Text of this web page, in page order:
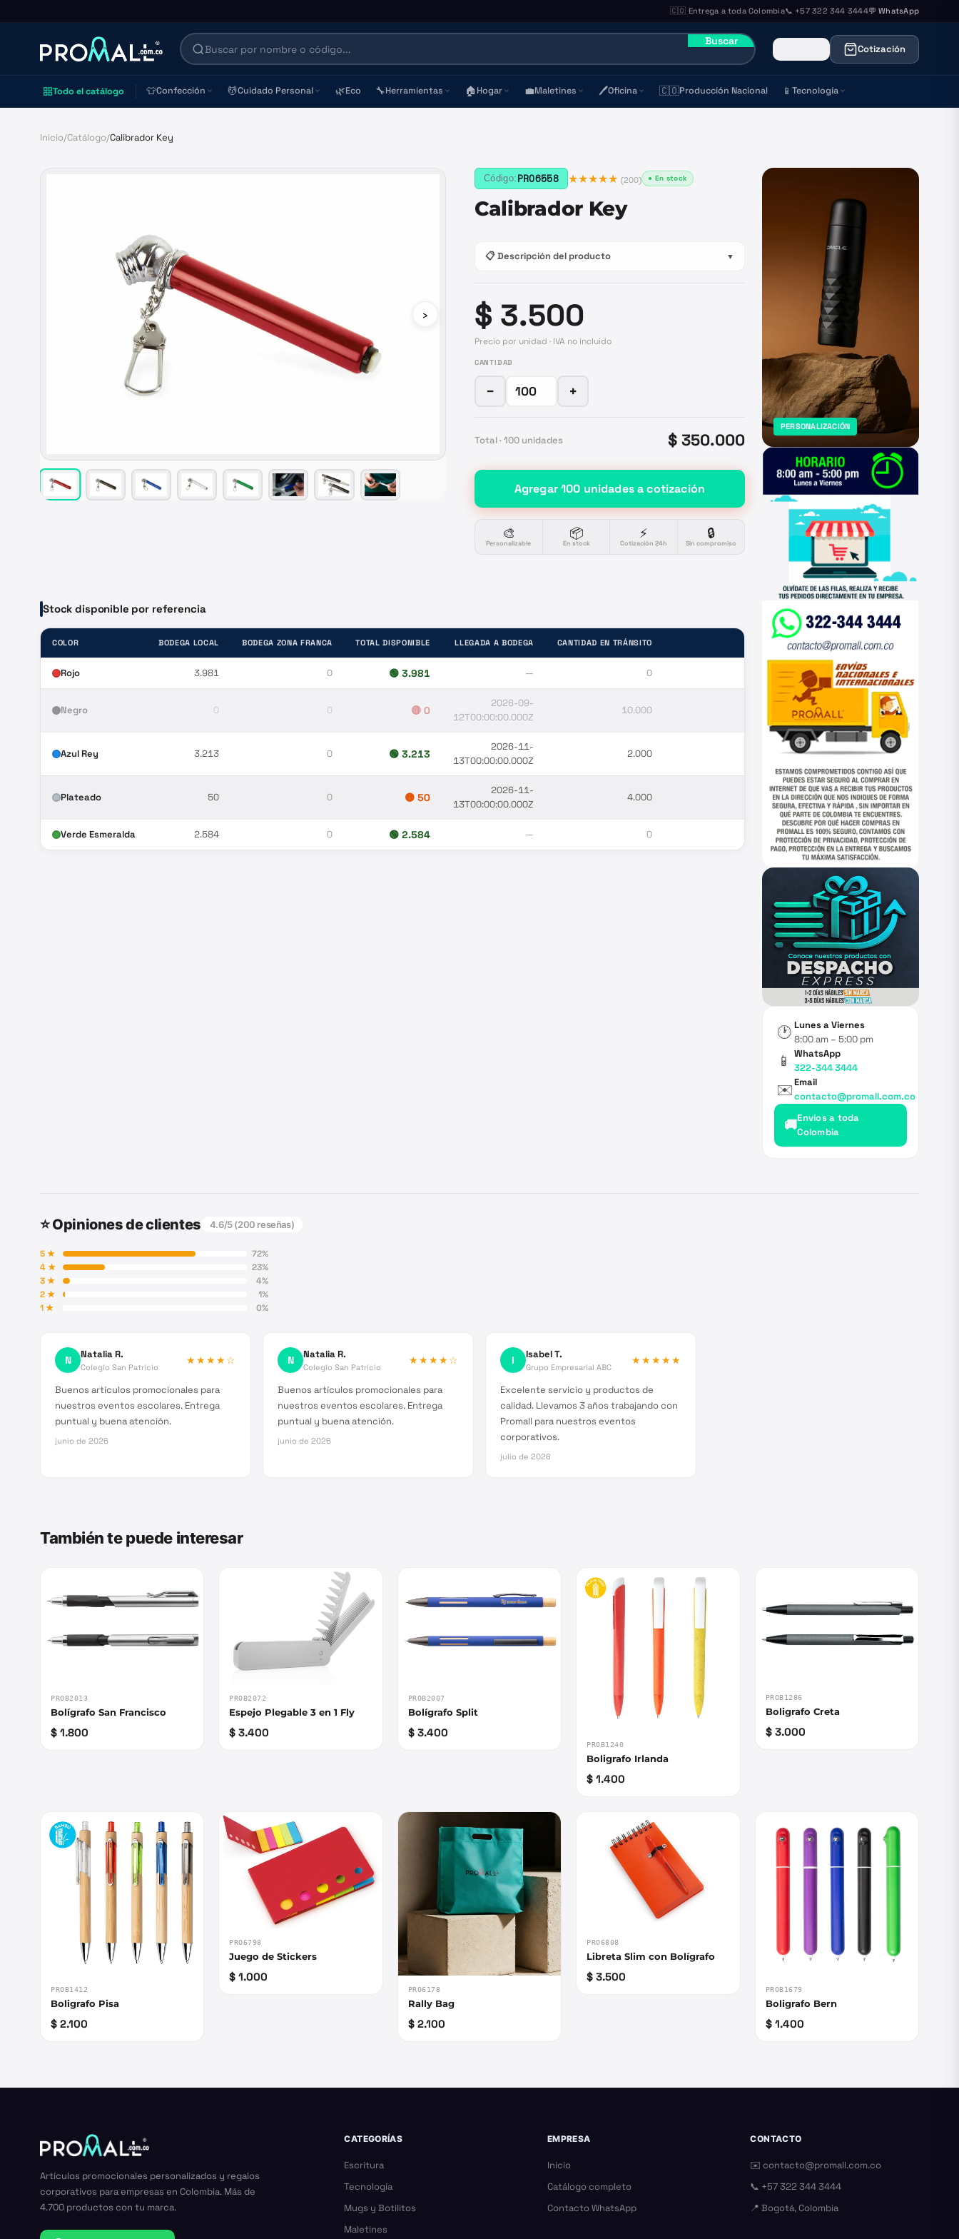
🇨🇴 Entrega a toda Colombia📞 +57 322 344 3444💬 WhatsApp
Buscar
Cotización
Todo el catálogo 👕Confección 💆Cuidado Personal 🌿Eco 🔧Herramientas 🏠Hogar 💼Maletines 🖊️Oficina 🇨🇴Producción Nacional 📱 Tecnología
Inicio/Catálogo/Calibrador Key
›
Código: PRO6558 ★★★★★ (200) ● En stock
Calibrador Key
📋 Descripción del producto ▼
$ 3.500
Precio por unidad · IVA no incluido
CANTIDAD
− +
Total · 100 unidades $ 350.000
Agregar100 unidadesa cotización
🎨
Personalizable
📦
En stock
⚡
Cotización 24h
🔒
Sin compromiso
Stock disponible por referencia
COLOR BODEGA LOCAL BODEGA ZONA FRANCA TOTAL DISPONIBLE LLEGADA A BODEGA CANTIDAD EN TRÁNSITO ESTADO
Rojo 3.981 0 🟢 3.981 — 0 —
Negro 0 0 🔴 0
2026-09-
12T00:00:00.000Z
10.000 —
Azul Rey 3.213 0 🟢 3.213
2026-11-
13T00:00:00.000Z
2.000 —
Plateado 50 0 🟡 50
2026-11-
13T00:00:00.000Z
4.000 —
Verde Esmeralda 2.584 0 🟢 2.584 — 0 —
PERSONALIZACIÓN
🕐 Lunes a Viernes
8:00 am – 5:00 pm
📱
WhatsApp
322-344 3444
✉️Email
contacto@promall.com.co
🚚Envíos a toda
Colombia
⭐ Opiniones de clientes 4.6/5 (200 reseñas)
5★ 72%
4★ 23%
3★ 4%
2★ 1%
1★ 0%
N Natalia R.
Colegio San Patricio
★★★★☆
Buenos artículos promocionales para
nuestros eventos escolares. Entrega
puntual y buena atención.
junio de 2026
N Natalia R.
Colegio San Patricio
★★★★☆
Buenos artículos promocionales para
nuestros eventos escolares. Entrega
puntual y buena atención.
junio de 2026
I Isabel T.
Grupo Empresarial ABC
★★★★★
Excelente servicio y productos de
calidad. Llevamos 3 años trabajando con
Promall para nuestros eventos
corporativos.
julio de 2026
También te puede interesar
PROB2013
Bolígrafo San Francisco
$ 1.800
PROB2072
Espejo Plegable 3 en 1 Fly
$ 3.400
PROB2007
Bolígrafo Split
$ 3.400
PROB1240
Boligrafo Irlanda
$ 1.400
PROB1286
Boligrafo Creta
$ 3.000
PROB1412
Boligrafo Pisa
$ 2.100
PRO6798
Juego de Stickers
$ 1.000
PRO6178
Rally Bag
$ 2.100
PRO6808
Libreta Slim con Bolígrafo
$ 3.500
PROB1679
Boligrafo Bern
$ 1.400
Artículos promocionales personalizados y regalos
corporativos para empresas en Colombia. Más de
4.700 productos con tu marca.
CATEGORÍAS
Escritura
Tecnología
Mugs y Botilitos
Maletines
EMPRESA
Inicio
Catálogo completo
Contacto WhatsApp
CONTACTO
✉️contacto@promall.com.co
📞 +57 322 344 3444
📍 Bogotá, Colombia